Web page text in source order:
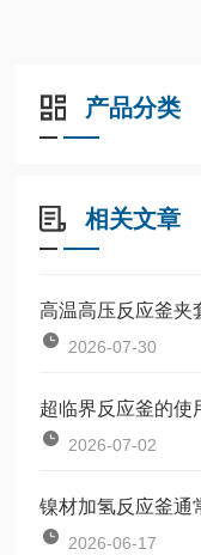
产品分类
相关文章
2026-07-30
超临界反应釜的使
2026-07-02
镍材加氢反应釜通
2026-06-17